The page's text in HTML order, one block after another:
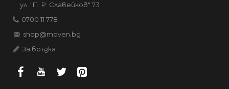
ул. "П. Р. Славейков" 73
0700 11 778
shop@moven.bg
За връзка